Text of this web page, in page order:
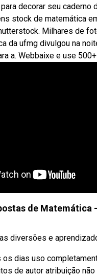
decorar seu
stock de matemática
Milhares de
da ufmg divulgou na
a. Webbaixe e use
de
diversões e
dias uso
de autor atribuição